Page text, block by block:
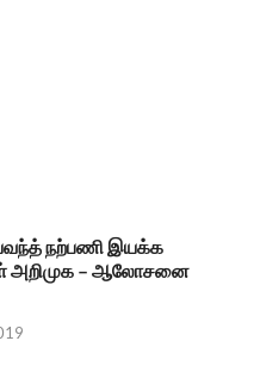
நற்பணி இயக்க
அறிமுக – ஆலோசனை